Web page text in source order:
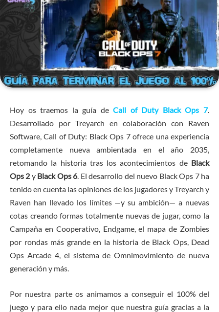
Hoy os traemos la guía deCall of Duty Black Ops 7.
Desarrollado por Treyarch en colaboración con Raven
Software, Call of Duty: Black Ops 7 ofrece una experiencia
completamente nueva ambientada en el año 2035,
retomando la historia tras los acontecimientos de Black
Ops 2 y Black Ops 6. El desarrollo del nuevo Black Ops 7 ha
tenido en cuenta las opiniones de los jugadores y Treyarch y
Raven han llevado los límites —y su ambición— a nuevas
cotas creando formas totalmente nuevas de jugar, como la
Campaña en Cooperativo, Endgame, el mapa de Zombies
por rondas más grande en la historia de Black Ops, Dead
Ops Arcade 4, el sistema de Omnimovimiento de nueva
generación y más.
Por nuestra parte os animamos a conseguir el 100% del
juego y para ello nada mejor que nuestra guía gracias a la